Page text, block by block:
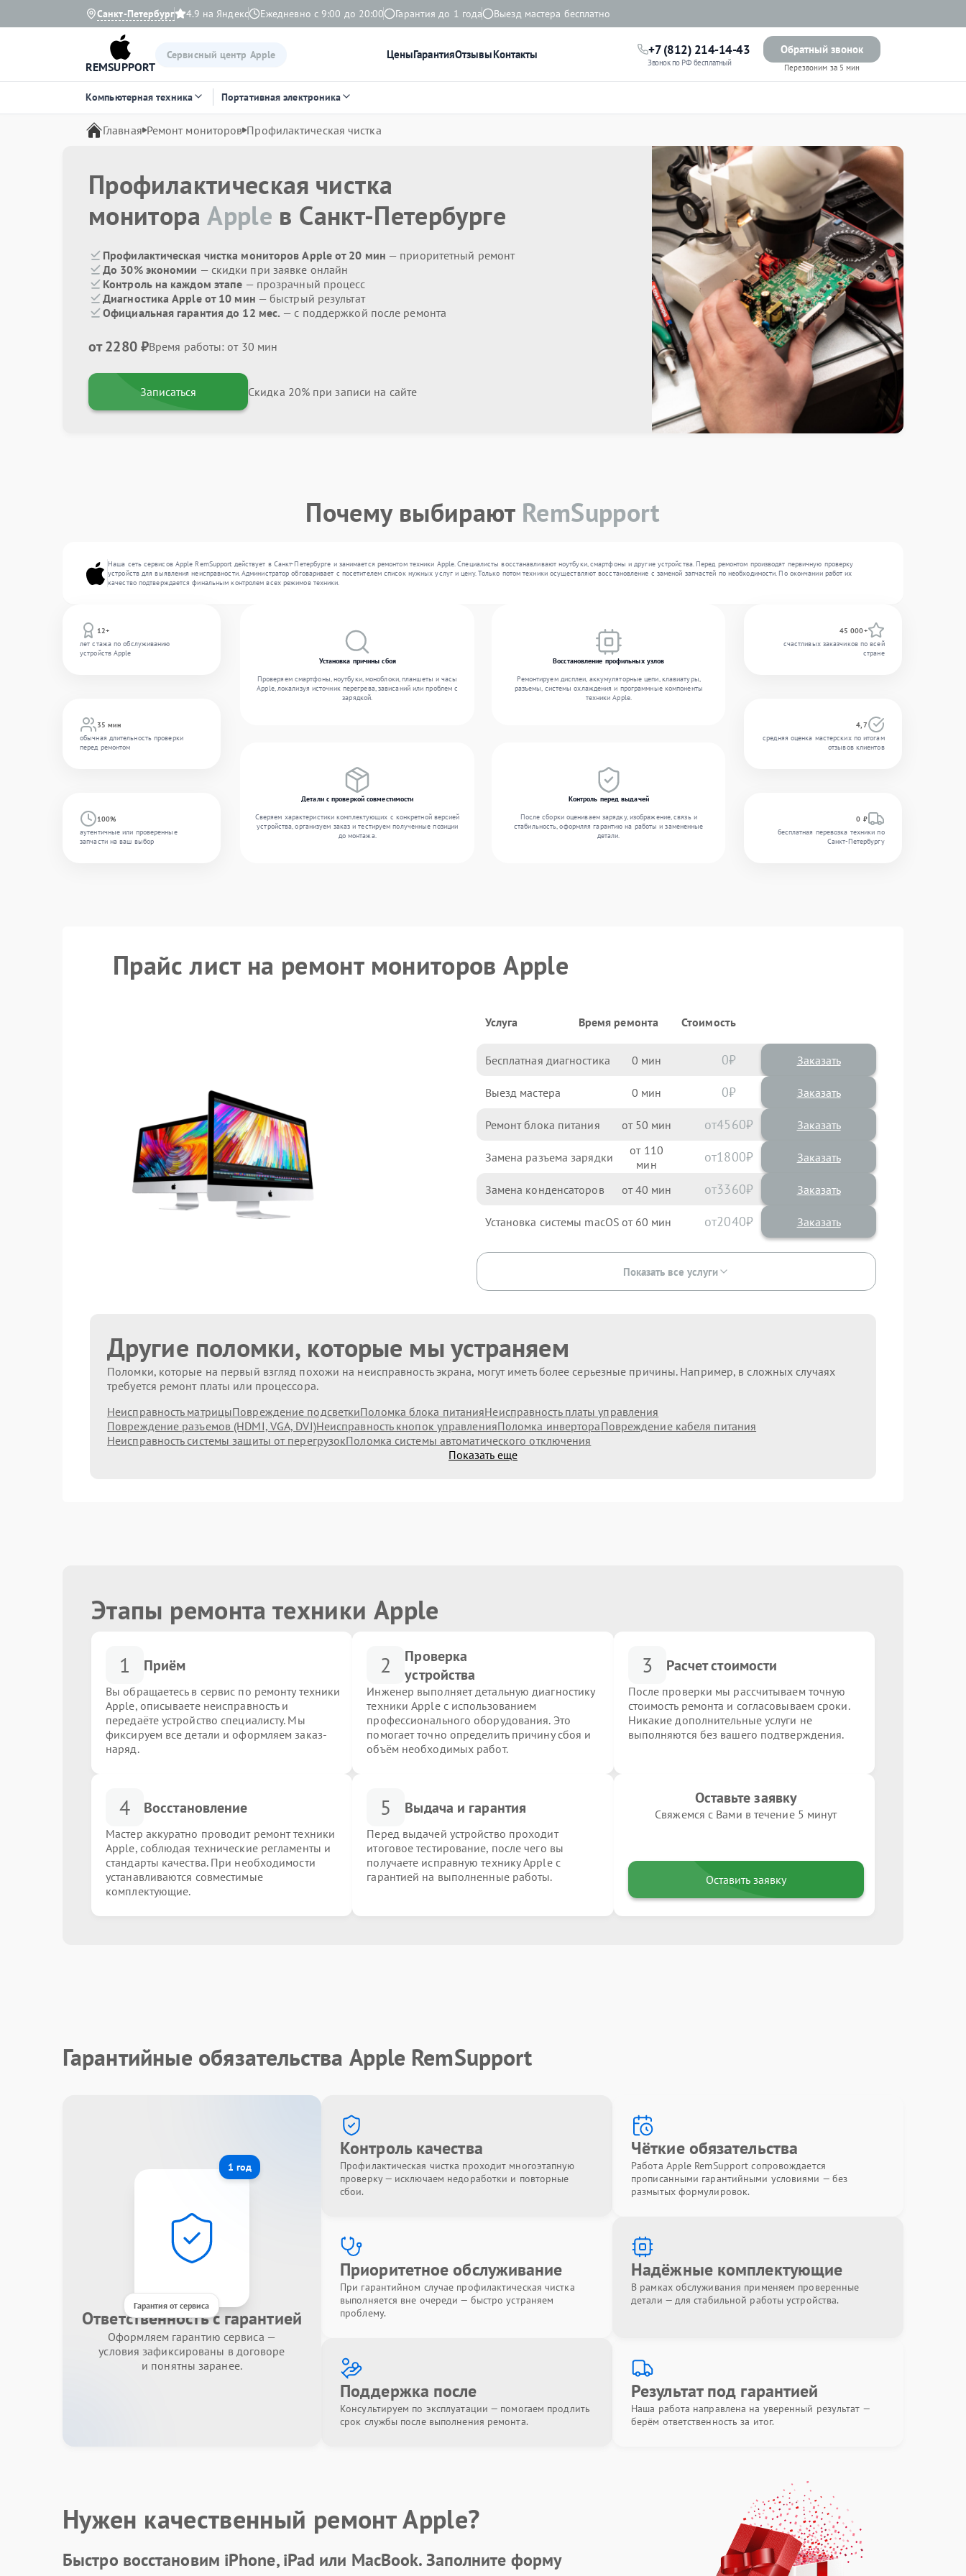
Санкт-Петербург 4.9 на Яндекс Ежедневно с 9:00 до 20:00 Гарантия до 1 года Выезд мастера бесплатно
REMSUPPORT
Сервисный центр Apple ЦеныГарантияОтзывыКонтакты +7 (812) 214-14-43
Звонок по РФ бесплатный
Обратный звонок
Перезвоним за 5 мин
Компьютерная техника Портативная электроника
Главная Ремонт мониторов Профилактическая чистка
Профилактическая чистка
монитораApple в Санкт-Петербурге
Профилактическая чистка мониторов Apple от 20 мин — приоритетный ремонт
До 30% экономии — скидки при заявке онлайн
Контроль на каждом этапе — прозрачный процесс
Диагностика Apple от 10 мин — быстрый результат
Официальная гарантия до 12 мес. — с поддержкой после ремонта
от 2280 ₽Время работы: от 30 мин
Записаться Скидка 20% при записи на сайте
Почему выбирают RemSupport
Наша сеть сервисов Apple RemSupport действует в Санкт-Петербурге и занимается ремонтом техники Apple. Специалисты восстанавливают ноутбуки, смартфоны и другие устройства. Перед ремонтом производят первичную проверку
устройств для выявления неисправности. Администратор обговаривает с посетителем список нужных услуг и цену. Только потом техники осуществляют восстановление с заменой запчастей по необходимости. По окончании работ их
качество подтверждается финальным контролем всех режимов техники.
12+
лет стажа по обслуживанию
устройств Apple
35 мин
обычная длительность проверки
перед ремонтом
100%
аутентичные или проверенные
запчасти на ваш выбор
Установка причины сбоя
Проверяем смартфоны, ноутбуки, моноблоки, планшеты и часы
Apple, локализуя источник перегрева, зависаний или проблем с
зарядкой.
Восстановление профильных узлов
Ремонтируем дисплеи, аккумуляторные цепи, клавиатуры,
разъемы, системы охлаждения и программные компоненты
техники Apple.
Детали с проверкой совместимости
Сверяем характеристики комплектующих с конкретной версией
устройства, организуем заказ и тестируем полученные позиции
до монтажа.
Контроль перед выдачей
После сборки оцениваем зарядку, изображение, связь и
стабильность, оформляя гарантию на работы и замененные
детали.
45 000+
счастливых заказчиков по всей
стране
4,7
средняя оценка мастерских по итогам
отзывов клиентов
0 ₽
бесплатная перевозка техники по
Санкт-Петербургу
Прайс лист на ремонт мониторов Apple
Услуга Время ремонта Стоимость
Бесплатная диагностика 0 0 Заказать
Выезд мастера 0 0 Заказать
Ремонт блока питания 50 4560
Замена разъема зарядки 110 1800
Замена конденсаторов 40 3360
Установка системы macOS 60 2040
Показать все услуги
Другие поломки, которые мы устраняем
Поломки, которые на первый взгляд похожи на неисправность экрана, могут иметь более серьезные причины. Например, в сложных случаях
требуется ремонт платы или процессора.
Неисправность матрицыПовреждение подсветкиПоломка блока питанияНеисправность платы управления
Повреждение разъемов (HDMI, VGA, DVI)Неисправность кнопок управленияПоломка инвертораПовреждение кабеля питания
Неисправность системы защиты от перегрузокПоломка системы автоматического отключения
Показать еще
Этапы ремонта техники Apple
1 Приём
Вы обращаетесь в сервис по ремонту техники
Apple, описываете неисправность и
передаёте устройство специалисту. Мы
фиксируем все детали и оформляем заказ-
наряд.
2
Проверка
устройства
Инженер выполняет детальную диагностику
техники Apple с использованием
профессионального оборудования. Это
помогает точно определить причину сбоя и
объём необходимых работ.
3 Расчет стоимости
После проверки мы рассчитываем точную
стоимость ремонта и согласовываем сроки.
Никакие дополнительные услуги не
выполняются без вашего подтверждения.
4 Восстановление
Мастер аккуратно проводит ремонт техники
Apple, соблюдая технические регламенты и
стандарты качества. При необходимости
устанавливаются совместимые
комплектующие.
5 Выдача и гарантия
Перед выдачей устройство проходит
итоговое тестирование, после чего вы
получаете исправную технику Apple с
гарантией на выполненные работы.
Оставьте заявку
Свяжемся с Вами в течение 5 минут
Оставить заявку
Гарантийные обязательства Apple RemSupport
1 год
Гарантия от сервиса
Ответственность с гарантией
Оформляем гарантию сервиса —
условия зафиксированы в договоре
и понятны заранее.
Контроль качества
Профилактическая чистка проходит многоэтапную
проверку — исключаем недоработки и повторные
сбои.
Чёткие обязательства
Работа Apple RemSupport сопровождается
прописанными гарантийными условиями — без
размытых формулировок.
Приоритетное обслуживание
При гарантийном случае профилактическая чистка
выполняется вне очереди — быстро устраняем
проблему.
Надёжные комплектующие
В рамках обслуживания применяем проверенные
детали — для стабильной работы устройства.
Поддержка после
Консультируем по эксплуатации — помогаем продлить
срок службы после выполнения ремонта.
Результат под гарантией
Наша работа направлена на уверенный результат —
берём ответственность за итог.
Нужен качественный ремонт Apple?
Быстро восстановим iPhone, iPad или MacBook.Заполните форму